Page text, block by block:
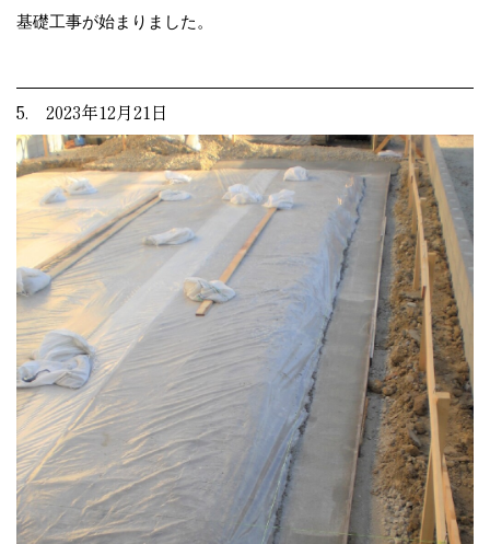
基礎工事が始まりました。
5. 2023年12月21日